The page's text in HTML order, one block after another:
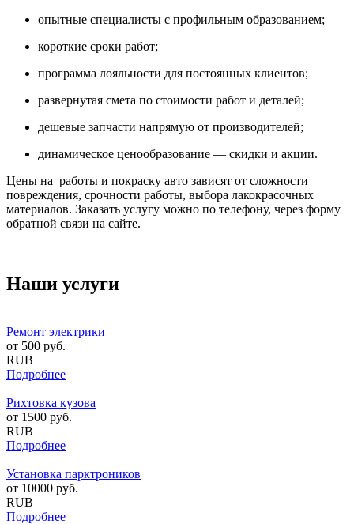
опытные специалисты с профильным образованием;
короткие сроки работ;
программа лояльности для постоянных клиентов;
развернутая смета по стоимости работ и деталей;
дешевые запчасти напрямую от производителей;
динамическое ценообразование — скидки и акции.
Цены на работы и покраску авто зависят от сложности
повреждения, срочности работы, выбора лакокрасочных
материалов. Заказать услугу можно по телефону, через форму
обратной связи на сайте.
Наши услуги
Ремонт электрики
от 500 руб.
RUB
Подробнее
Рихтовка кузова
от 1500 руб.
RUB
Подробнее
Установка парктроников
от 10000 руб.
RUB
Подробнее